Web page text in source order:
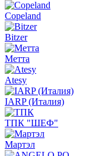
Copeland
Bitzer
Метта
Atesy
IARP (Италия)
ТПК "ШЕФ"
Мартэл